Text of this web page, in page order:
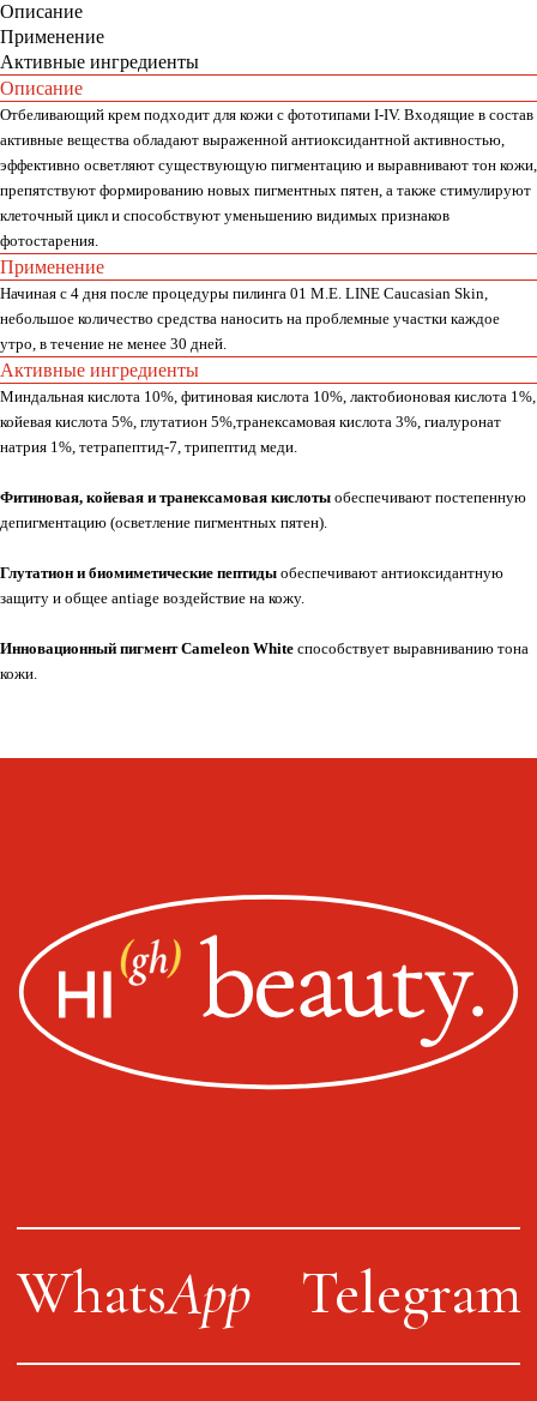
Описание
Применение
Активные ингредиенты
Описание
Отбеливающий крем подходит для кожи с фототипами I-IV. Входящие в состав
активные вещества обладают выраженной антиоксидантной активностью,
эффективно осветляют существующую пигментацию и выравнивают тон кожи,
препятствуют формированию новых пигментных пятен, а также стимулируют
клеточный цикл и способствуют уменьшению видимых признаков
фотостарения.
Применение
Начиная с 4 дня после процедуры пилинга 01 M.E. LINE Caucasian Skin,
небольшое количество средства наносить на проблемные участки каждое
утро, в течение не менее 30 дней.
Активные ингредиенты
Миндальная кислота 10%, фитиновая кислота 10%, лактобионовая кислота 1%,
койевая кислота 5%, глутатион 5%,транексамовая кислота 3%, гиалуронат
натрия 1%, тетрапептид-7, трипептид меди.
Фитиновая, койевая и транексамовая кислоты обеспечивают постепенную
депигментацию (осветление пигментных пятен).
Глутатион и биомиметические пептиды обеспечивают антиоксидантную
защиту и общее antiage воздействие на кожу.
Инновационный пигмент Cameleon White способствует выравниванию тона
кожи.
ОГРН 320774600200027
Публичная оферта
Политика конфиденциальности
Оплата, доставка, возврат
Сайт от segoch.ru